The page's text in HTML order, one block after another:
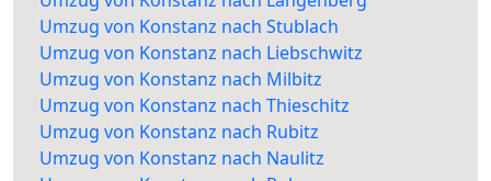
Umzug von Konstanz nach Stublach
Umzug von Konstanz nach Liebschwitz
Umzug von Konstanz nach Milbitz
Umzug von Konstanz nach Thieschitz
Umzug von Konstanz nach Rubitz
Umzug von Konstanz nach Naulitz